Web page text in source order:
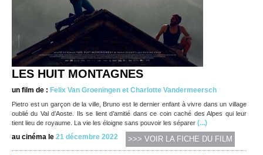
LES HUIT MONTAGNES
un film de : Felix Van Groeningen et Charlotte Vandermeersch
Pietro est un garçon de la ville, Bruno est le dernier enfant à vivre dans un village
oublié du Val d’Aoste. Ils se lient d’amitié dans ce coin caché des Alpes qui leur
tient lieu de royaume. La vie les éloigne sans pouvoir les séparer (...)
au cinéma le 21 décembre 2022 >>> VOIR LA FICHE DU FILM